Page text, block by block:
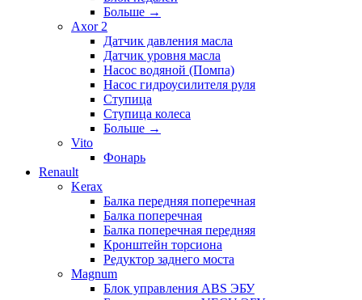
Больше →
Axor 2
Датчик давления масла
Датчик уровня масла
Насос водяной (Помпа)
Насос гидроусилителя руля
Ступица
Ступица колеса
Больше →
Vito
Фонарь
Renault
Kerax
Балка передняя поперечная
Балка поперечная
Балка поперечная передняя
Кронштейн торсиона
Редуктор заднего моста
Magnum
Блок управления ABS ЭБУ